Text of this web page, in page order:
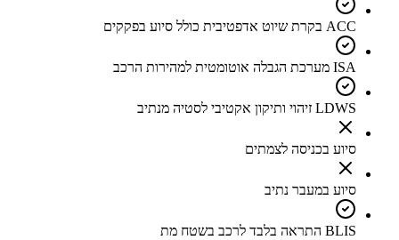
ACC בקרת שיוט אדפטיבית כולל סיוע בפקקים
ISA מערכת הגבלה אוטומטית למהירות הרכב
LDWS זיהוי ותיקון אקטיבי לסטיה מנתיב
סיוע בכניסה לצמתים
סיוע במעבר נתיב
BLIS התראה בלבד לרכב בשטח מת